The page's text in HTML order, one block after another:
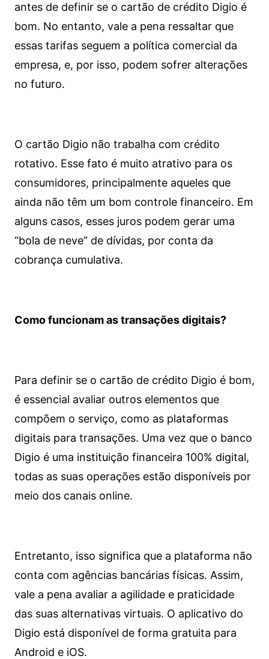
antes de definir se o cartão de crédito Digio é
bom. No entanto, vale a pena ressaltar que
essas tarifas seguem a política comercial da
empresa, e, por isso, podem sofrer alterações
no futuro.
O cartão Digio não trabalha com crédito
rotativo. Esse fato é muito atrativo para os
consumidores, principalmente aqueles que
ainda não têm um bom controle financeiro. Em
alguns casos, esses juros podem gerar uma
“bola de neve” de dívidas, por conta da
cobrança cumulativa.
Como funcionam as transações digitais?
Para definir se o cartão de crédito Digio é bom,
é essencial avaliar outros elementos que
compõem o serviço, como as plataformas
digitais para transações. Uma vez que o banco
Digio é uma instituição financeira 100% digital,
todas as suas operações estão disponíveis por
meio dos canais online.
Entretanto, isso significa que a plataforma não
conta com agências bancárias físicas. Assim,
vale a pena avaliar a agilidade e praticidade
das suas alternativas virtuais. O aplicativo do
Digio está disponível de forma gratuita para
Android e iOS.